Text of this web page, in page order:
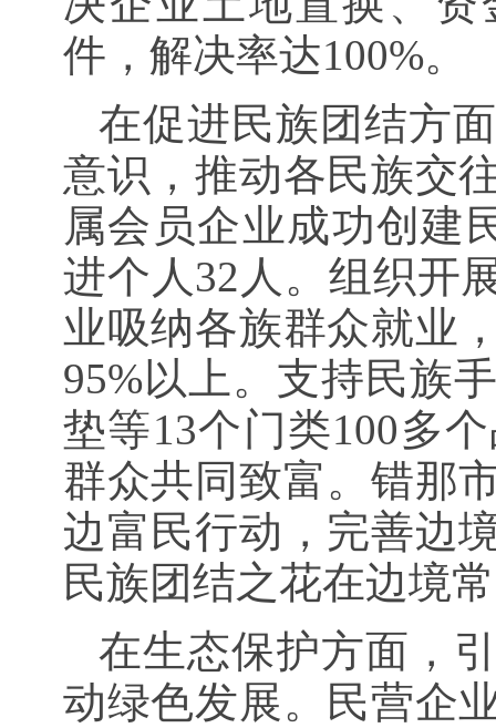
件，解决率达100%。
在促进民族团结方
意识，推动各民族交
属会员企业成功创建
进个人32人。组织开
业吸纳各族群众就业
95%以上。支持民族
垫等13个门类100多
群众共同致富。错那
边富民行动，完善边
民族团结之花在边境
在生态保护方面，
动绿色发展。民营企